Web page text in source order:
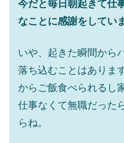
今だと毎日朝起きて仕
なことに感謝をしてい
いや、起きた瞬間から
落ち込むことはありま
からご飯食べられるし
仕事なくて無職だった
らね。